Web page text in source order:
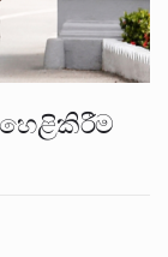
හෙළිකිරීම